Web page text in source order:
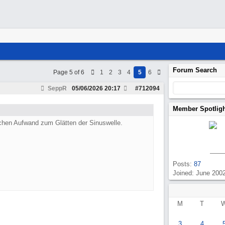
Page 5 of 6 1 2 3 4 5 6
SeppR #712094
05/06/2026 20:17
Aufwand zum Glätten der Sinuswelle.
Forum Search
Member
Posts: 87
Joined: June
M T